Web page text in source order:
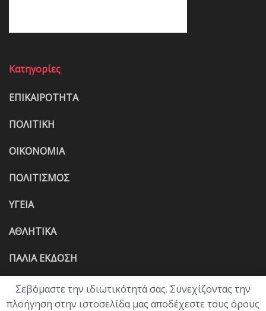
Κατηγορίες
ΕΠΙΚΑΙΡΟΤΗΤΑ
ΠΟΛΙΤΙΚΗ
ΟΙΚΟΝΟΜΙΑ
ΠΟΛΙΤΙΣΜΟΣ
ΥΓΕΙΑ
ΑΘΛΗΤΙΚΑ
ΠΑΛΙΑ ΕΚΔΟΣΗ
Σεβόμαστε την ιδιωτικότητά σας. Συνεχίζοντας την
πλοήγηση στην ιστοσελίδα μας αποδέχεστε τους όρους